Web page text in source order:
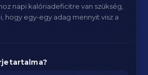
napi kalóriadeficitre van szükség,
hogy egy-egy adag mennyit visz a